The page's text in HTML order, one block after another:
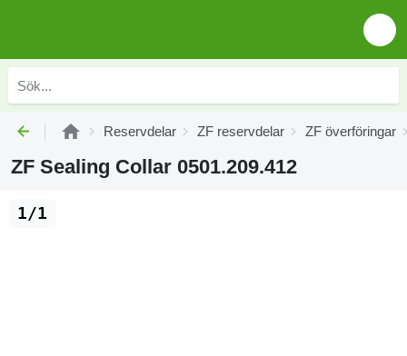
Reservdelar ZF reservdelar ZF överföringar
ZF Sealing Collar 0501.209.412
1/1